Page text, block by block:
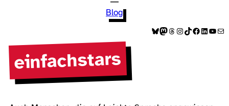
Blog
Bluesky Mastodon Threads Instagram TikTok Facebook LinkedIn YouTube E-Mail
einfachstars